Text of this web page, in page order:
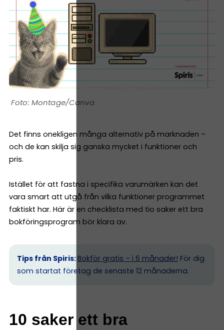
Montage/Canva
Det finns onekligen många alternativ på marknaden –
och de kan skilja sig ganska mycket i funktioner och
pris.
Istället för att fastna i specifika varumärken kan det
vara smart att utgå från vilka funktioner programmet
faktiskt har. Här är en checklista med tio saker ett bra
bokföringsprogram bör klara av.
Tips från Spiris: Bokför gratis – i 6 månader! För dig
som startat företag de senaste 12 månaderna.
10 saker ett bra